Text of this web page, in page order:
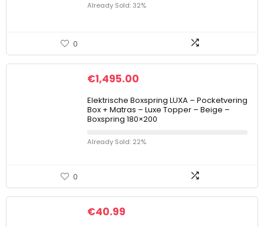
Already Sold: 32%
0
€1,495.00
Elektrische Boxspring LUXA – Pocketvering
Box + Matras – Luxe Topper – Beige –
Boxspring 180×200
Already Sold: 22%
0
€40.99